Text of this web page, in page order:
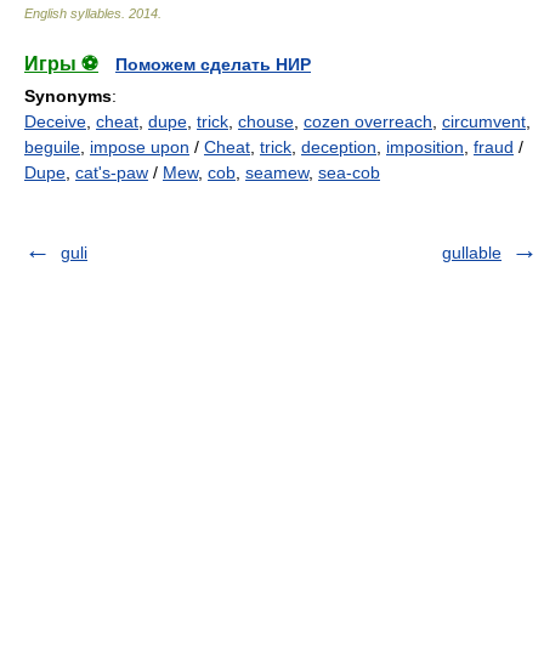
English syllables 2014
Игры ⚽
Поможем сделать НИР
Synonyms:
Deceive cheat dupe trick chouse cozen overreach circumvent
beguile impose upon / Cheat trick deception imposition fraud /
Dupe cat's-paw / Mew, cob seamew, sea-cob
guli gullable